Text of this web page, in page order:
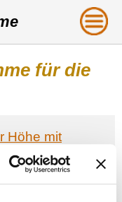
für die
Höhe mit
-
der Luftdruck ab.